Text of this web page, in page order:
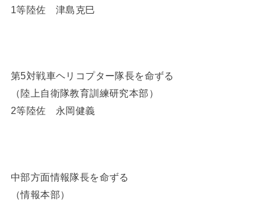
1等陸佐 津島克巳
第5対戦車ヘリコプター隊長を命ずる
（陸上自衛隊教育訓練研究本部）
2等陸佐 永岡健義
中部方面情報隊長を命ずる
（情報本部）